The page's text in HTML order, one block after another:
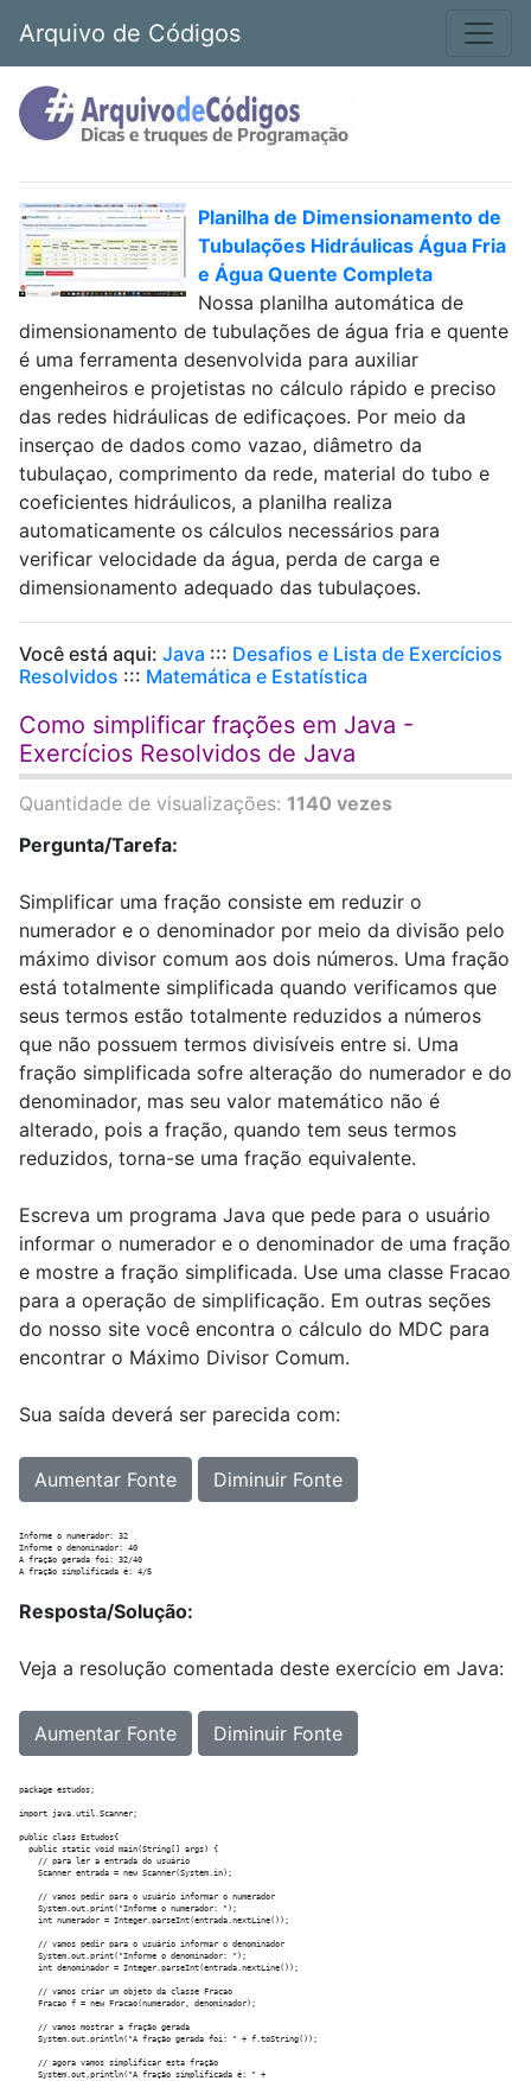
Arquivo de Códigos
Planilha de Dimensionamento de
Tubulações Hidráulicas Água Fria
e Água Quente Completa
Nossa planilha automática de
dimensionamento de tubulações de água fria e quente
é uma ferramenta desenvolvida para auxiliar
engenheiros e projetistas no cálculo rápido e preciso
das redes hidráulicas de edificaçoes. Por meio da
inserçao de dados como vazao, diâmetro da
tubulaçao, comprimento da rede, material do tubo e
coeficientes hidráulicos, a planilha realiza
automaticamente os cálculos necessários para
verificar velocidade da água, perda de carga e
dimensionamento adequado das tubulaçoes.
Você está aqui: Java ::: Desafios e Lista de Exercícios
Resolvidos ::: Matemática e Estatística
Como simplificar frações em Java -
Exercícios Resolvidos de Java
Quantidade de visualizações: 1140 vezes
Pergunta/Tarefa:
Simplificar uma fração consiste em reduzir o
numerador e o denominador por meio da divisão pelo
máximo divisor comum aos dois números. Uma fração
está totalmente simplificada quando verificamos que
seus termos estão totalmente reduzidos a números
que não possuem termos divisíveis entre si. Uma
fração simplificada sofre alteração do numerador e do
denominador, mas seu valor matemático não é
alterado, pois a fração, quando tem seus termos
reduzidos, torna-se uma fração equivalente.
Escreva um programa Java que pede para o usuário
informar o numerador e o denominador de uma fração
e mostre a fração simplificada. Use uma classe Fracao
para a operação de simplificação. Em outras seções
do nosso site você encontra o cálculo do MDC para
encontrar o Máximo Divisor Comum.
Sua saída deverá ser parecida com:
Aumentar Fonte Diminuir Fonte
Informe o numerador: 32
Informe o denominador: 40
A fração gerada foi: 32/40
Resposta/Solução:
Veja a resolução comentada deste exercício em Java:
Aumentar Fonte Diminuir Fonte
package estudos;
import java.util.Scanner;
public class Estudos{
  public static void main(String[] args) {
    // para ler a entrada do usuário
    Scanner entrada = new Scanner(System.in);
    // vamos pedir para o usuário informar o numerador
    System.out.print("Informe o numerador: ");
    int numerador = Integer.parseInt(entrada.nextLine());
    // vamos pedir para o usuário informar o denominador
    System.out.print("Informe o denominador: ");
    int denominador = Integer.parseInt(entrada.nextLine());
    // vamos criar um objeto da classe Fracao
    Fracao f = new Fracao(numerador, denominador);
    // vamos mostrar a fração gerada
    System.out.println("A fração gerada foi: " + f.toString());
    // agora vamos simplificar esta fração
    System.out.println("A fração simplificada é: " +